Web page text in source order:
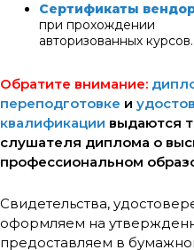
Сертификаты
при прохождении
авторизованных курсов.
Обратите внимание:
переподготовке и
квалификации выдаются
слушателя диплома о
профессиональном
Свидетельства,
оформляем на
предоставляем в